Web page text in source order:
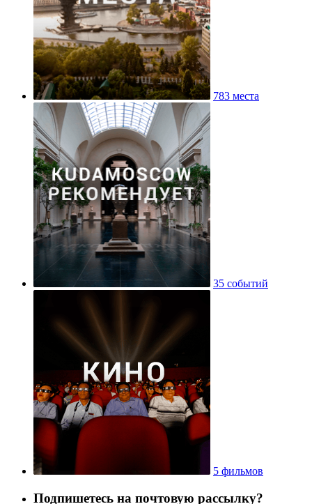
783 места
35 событий
5 фильмов
Подпишетесь на почтовую рассылку?